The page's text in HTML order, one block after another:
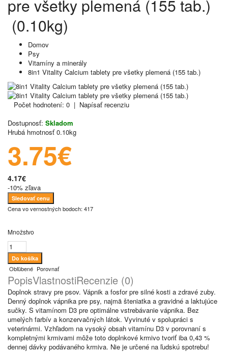
pre všetky plemená (155 tab.)
(0.10kg)
Domov
Psy
Vitamíny a minerály
8in1 Vitality Calcium tablety pre všetky plemená (155 tab.)
Počet hodnotení: 0 | Napísať recenziu
Dostupnosť: Skladom
Hrubá hmotnosť 0.10kg
3.75€
4.17€
-10% zľava
Sledovať cenu
Cena vo vernostných bodoch: 417
Množstvo
Obľúbené Porovnať
PopisVlastnostiRecenzie (0)
Doplnok stravy pre psov. Vápnik a fosfor pre silné kosti a zdravé zuby.
Denný doplnok vápnika pre psy, najmä šteniatka a gravidné a laktujúce
sučky. S vitamínom D3 pre optimálne vstrebávanie vápnika. Bez
umelých farbív a konzervačných látok. Vyvinuté v spolupráci s
veterinármi. Vzhľadom na vysoký obsah vitamínu D3 v porovnaní s
kompletnými krmivami môže toto doplnkové krmivo tvoriť iba 0,43 %
dennej dávky podávaného krmiva. Nie je určené na ľudskú spotrebu!